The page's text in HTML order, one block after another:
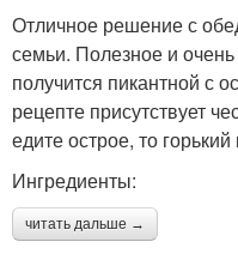
Отличное решение с
семьи. Полезное и
получится пикантной с
рецепте присутствует
едите острое, то
Ингредиенты:
читать дальше →